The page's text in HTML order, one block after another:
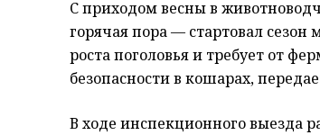
С приходом весны в
горячая пора — стартовал
роста поголовья и требует от
безопасности в кошарах,
В ходе инспекционного выезда